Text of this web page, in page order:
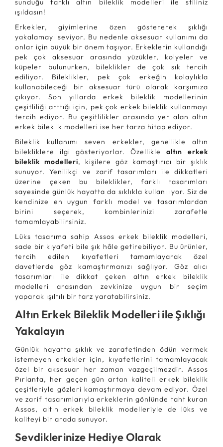
sunduğu farklı altın bileklik modelleri ile stiliniz
ışıldasın!
Erkekler, giyimlerine özen göstererek şıklığı
yakalamayı seviyor. Bu nedenle aksesuar kullanımı da
onlar için büyük bir önem taşıyor. Erkeklerin kullandığı
pek çok aksesuar arasında yüzükler, kolyeler ve
küpeler bulunurken, bileklikler de çok sık tercih
ediliyor. Bileklikler, pek çok erkeğin kolaylıkla
kullanabileceği bir aksesuar türü olarak karşımıza
çıkıyor. Son yıllarda erkek bileklik modellerinin
çeşitliliği arttığı için, pek çok erkek bileklik kullanmayı
tercih ediyor. Bu çeşitlilikler arasında yer alan altın
erkek bileklik modelleri ise her tarza hitap ediyor.
Bileklik kullanımı seven erkekler, genellikle altın
bilekliklere ilgi gösteriyorlar. Özellikle altın erkek
bileklik modelleri, kişilere göz kamaştırıcı bir şıklık
sunuyor. Yenilikçi ve zarif tasarımları ile dikkatleri
üzerine çeken bu bileklikler, farklı tasarımları
sayesinde günlük hayatta da sıklıkla kullanılıyor. Siz de
kendinize en uygun farklı model ve tasarımlardan
birini seçerek, kombinlerinizi zarafetle
tamamlayabilirsiniz.
Lüks tasarıma sahip Assos erkek bileklik modelleri,
sade bir kıyafeti bile şık hâle getirebiliyor. Bu ürünler,
tercih edilen kıyafetleri tamamlayarak özel
davetlerde göz kamaştırmanızı sağlıyor. Göz alıcı
tasarımları ile dikkat çeken altın erkek bileklik
modelleri arasından zevkinize uygun bir seçim
yaparak ışıltılı bir tarz yaratabilirsiniz.
Altın Erkek Bileklik Modelleri ile Şıklığı
Yakalayın
Günlük hayatta şıklık ve zarafetinden ödün vermek
istemeyen erkekler için, kıyafetlerini tamamlayacak
özel bir aksesuar her zaman vazgeçilmezdir. Assos
Pırlanta, her geçen gün artan kaliteli erkek bileklik
çeşitleriyle gözleri kamaştırmaya devam ediyor. Özel
ve zarif tasarımlarıyla erkeklerin gönlünde taht kuran
Assos, altın erkek bileklik modelleriyle de lüks ve
kaliteyi bir arada sunuyor.
Sevdiklerinize Hediye Olarak